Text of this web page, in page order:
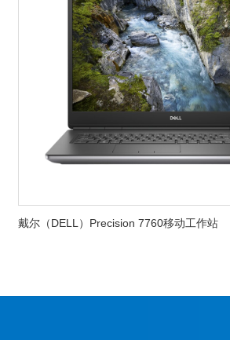
戴尔（DELL）Precision 7760移动工作站